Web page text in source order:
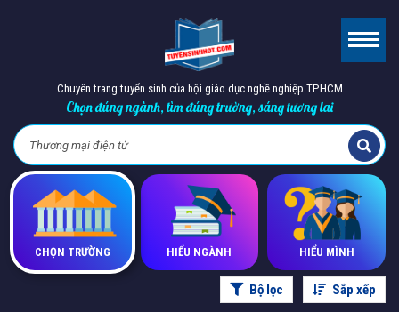
Chuyên trang tuyển sinh của hội giáo dục nghề nghiệp TP.HCM
Chọn đúng ngành, tìm đúng trường, sáng tương lai
HIỂU MÌNH
HIỂU NGÀNH
CHỌN TRƯỜNG
Bộ lọc Sắp xếp